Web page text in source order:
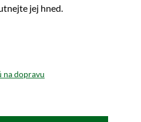
jej hned.
na dopravu